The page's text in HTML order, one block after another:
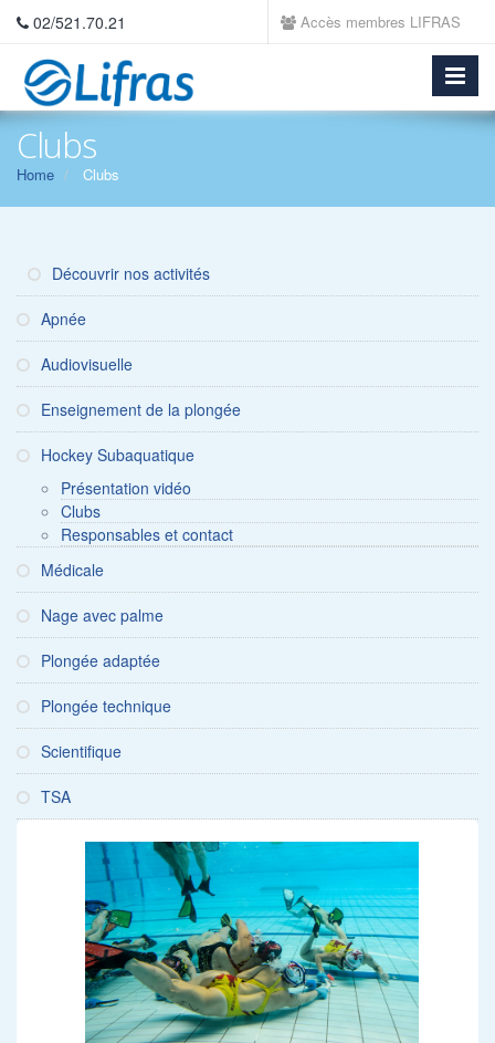
02/521.70.21 Accès membres LIFRAS
Clubs
Home Clubs
Découvrir nos activités
Apnée
Audiovisuelle
Enseignement de la plongée
Hockey Subaquatique
Présentation vidéo
Clubs
Responsables et contact
Médicale
Nage avec palme
Plongée adaptée
Plongée technique
Scientifique
TSA